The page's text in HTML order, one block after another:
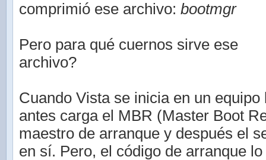
comprimió ese archivo: bootmgr
Pero para qué cuernos sirve ese
archivo?
Cuando Vista se inicia en un
antes carga el MBR (Master Boot
maestro de arranque y después el
en sí. Pero, el código de arranque